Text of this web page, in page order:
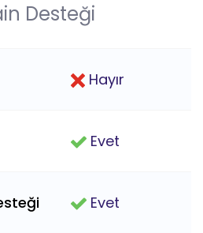
Desteği
Hayır
Evet
Evet